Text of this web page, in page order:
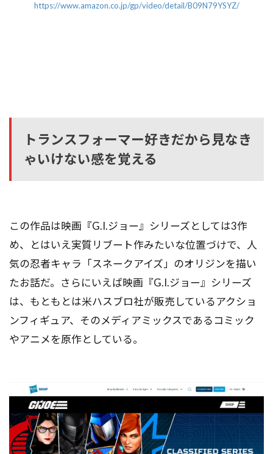
https://www.amazon.co.jp/gp/video/detail/B09N79YSYZ/
トランスフォーマー好きだから見なき
ゃいけない感を覚える
この作品は映画『G.I.ジョー』シリーズとしては3作
め、とはいえ実質リブート作みたいな位置づけで、人
気の忍者キャラ「スネークアイズ」のオリジンを描い
たお話だ。さらにいえば映画『G.I.ジョー』シリーズ
は、もともとは米ハスブロ社が販売しているアクショ
ンフィギュア、そのメディアミックスであるコミック
やアニメを原作としている。